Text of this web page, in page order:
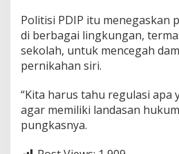
Politisi PDIP itu menegaskan
di berbagai lingkungan,
sekolah, untuk mencegah
pernikahan siri.
“Kita harus tahu regulasi apa
agar memiliki landasan
pungkasnya.